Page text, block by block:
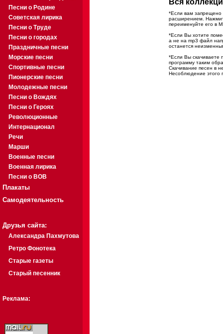
Песни о Родине
Советская лирика
Песни о Труде
Песни о городах
Праздничные песни
Морские песни
Спортивные песни
Пионерские песни
Молодежные песни
Песни о Вождях
Песни о Героях
Революционные
Интернационал
Речи
Марши
Военные песни
Военная лирика
Песни о ВОВ
Плакаты
Самодеятельность
Друзья сайта:
Александра Пахмутова
Ретро Фонотека
Старые газеты
Старый песенник
Реклама:
Вся
*Если вам запрещено
расширением.
переименуйте его в
*Если Вы хотите
а не на mp3 файл
останется
*Если Вы скачиваете
программу таким
Скачивание песен в
Несоблюдение этого